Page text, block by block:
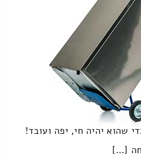
שהוא יהיה חי, יפה ועובד!
[…]